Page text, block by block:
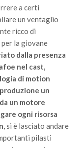
a certi
un ventaglio
ricco di
la giovane
dalla presenza
nel cast,
di motion
un
un motore
ogni risorsa
, si è lasciato andare
pilasti